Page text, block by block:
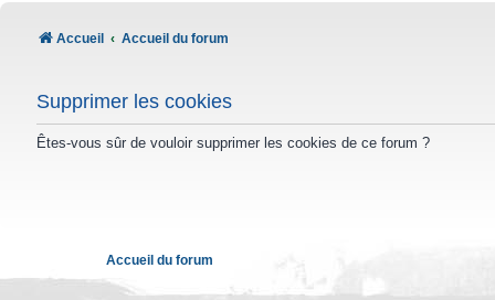
Accueil Accueil du forum
Supprimer les cookies
Êtes-vous sûr de vouloir supprimer les cookies de ce forum ?
Accueil du forum